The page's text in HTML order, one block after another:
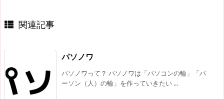
関連記事
パソノワ
パソノワって？ パソノワは「パソコンの輪」「パ
ーソン（人）の輪」を作っていきたい ...